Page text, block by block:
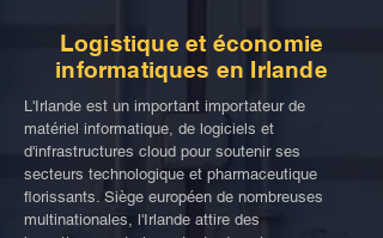
Logistique et économie
informatiques en Irlande
L'Irlande est un important importateur de
matériel informatique, de logiciels et
d'infrastructures cloud pour soutenir ses
secteurs technologique et pharmaceutique
florissants. Siège européen de nombreuses
multinationales, l'Irlande attire des